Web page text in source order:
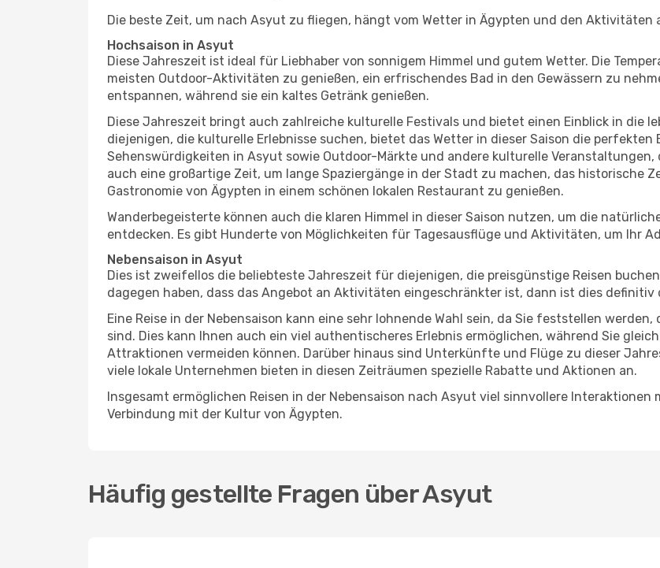
Die beste Zeit, um nach Asyut zu fliegen, hängt vom Wetter in Ägypten und den Aktivitäten
Hochsaison in Asyut
Diese Jahreszeit ist ideal für Liebhaber von sonnigem Himmel und gutem Wetter. Die
meisten Outdoor-Aktivitäten zu genießen, ein erfrischendes Bad in den Gewässern zu
entspannen, während sie ein kaltes Getränk genießen.
Diese Jahreszeit bringt auch zahlreiche kulturelle Festivals und bietet einen Einblick in die
diejenigen, die kulturelle Erlebnisse suchen, bietet das Wetter in dieser Saison die
Sehenswürdigkeiten in Asyut sowie Outdoor-Märkte und andere kulturelle Veranstaltungen,
auch eine großartige Zeit, um lange Spaziergänge in der Stadt zu machen, das historische
Gastronomie von Ägypten in einem schönen lokalen Restaurant zu genießen.
Wanderbegeisterte können auch die klaren Himmel in dieser Saison nutzen, um die
entdecken. Es gibt Hunderte von Möglichkeiten für Tagesausflüge und Aktivitäten, um Ihr
Nebensaison in Asyut
Dies ist zweifellos die beliebteste Jahreszeit für diejenigen, die preisgünstige Reisen
dagegen haben, dass das Angebot an Aktivitäten eingeschränkter ist, dann ist dies
Eine Reise in der Nebensaison kann eine sehr lohnende Wahl sein, da Sie feststellen
sind. Dies kann Ihnen auch ein viel authentischeres Erlebnis ermöglichen, während Sie
Attraktionen vermeiden können. Darüber hinaus sind Unterkünfte und Flüge zu dieser
viele lokale Unternehmen bieten in diesen Zeiträumen spezielle Rabatte und Aktionen an.
Insgesamt ermöglichen Reisen in der Nebensaison nach Asyut viel sinnvollere
Verbindung mit der Kultur von Ägypten.
Häufig gestellte Fragen über Asyut